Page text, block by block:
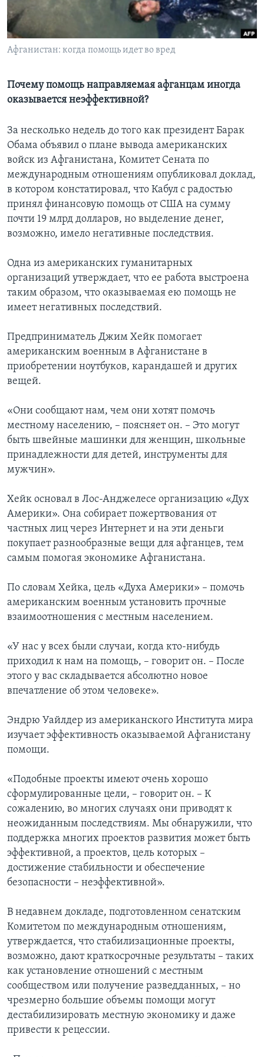
Learning English
СОЦИАЛЬНЫЕ СЕТИ
Афганистан: когда помощь идет во вред
Почему помощь направляемая афганцам иногда
оказывается неэффективной?
За несколько недель до того как президент Барак
Обама объявил о плане вывода американских
войск из Афганистана, Комитет Сената по
международным отношениям опубликовал доклад,
в котором констатировал, что Кабул с радостью
принял финансовую помощь от США на сумму
почти 19 млрд долларов, но выделение денег,
возможно, имело негативные последствия.
Одна из американских гуманитарных
организаций утверждает, что ее работа выстроена
таким образом, что оказываемая ею помощь не
имеет негативных последствий.
Предприниматель Джим Хейк помогает
американским военным в Афганистане в
приобретении ноутбуков, карандашей и других
вещей.
«Они сообщают нам, чем они хотят помочь
местному населению, – поясняет он. – Это могут
быть швейные машинки для женщин, школьные
принадлежности для детей, инструменты для
мужчин».
Хейк основал в Лос-Анджелесе организацию «Дух
Америки». Она собирает пожертвования от
частных лиц через Интернет и на эти деньги
покупает разнообразные вещи для афганцев, тем
самым помогая экономике Афганистана.
По словам Хейка, цель «Духа Америки» – помочь
американским военным установить прочные
взаимоотношения с местным населением.
«У нас у всех были случаи, когда кто-нибудь
приходил к нам на помощь, – говорит он. – После
этого у вас складывается абсолютно новое
впечатление об этом человеке».
Эндрю Уайлдер из американского Института мира
изучает эффективность оказываемой Афганистану
помощи.
«Подобные проекты имеют очень хорошо
сформулированные цели, – говорит он. – К
сожалению, во многих случаях они приводят к
неожиданным последствиям. Мы обнаружили, что
поддержка многих проектов развития может быть
эффективной, а проектов, цель которых –
достижение стабильности и обеспечение
безопасности – неэффективной».
В недавнем докладе, подготовленном сенатским
Комитетом по международным отношениям,
утверждается, что стабилизационные проекты,
возможно, дают краткосрочные результаты – таких
как установление отношений с местным
сообществом или получение разведданных, – но
чрезмерно большие объемы помощи могут
дестабилизировать местную экономику и даже
привести к рецессии.